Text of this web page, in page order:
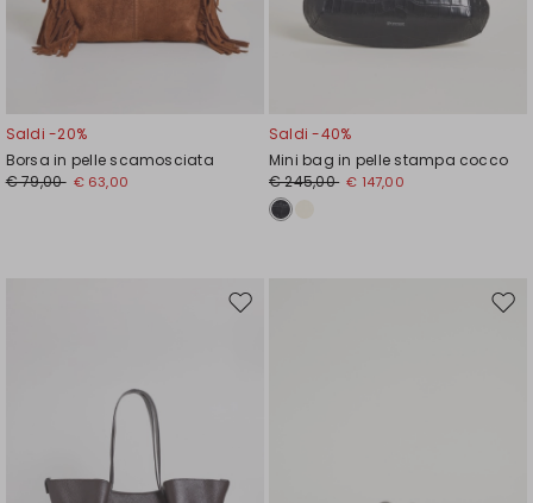
Saldi -20%
Borsa in pelle scamosciata
€ 79,00 € 63,00
Saldi -40%
Mini bag in pelle stampa cocco
€ 245,00 € 147,00
Sposta